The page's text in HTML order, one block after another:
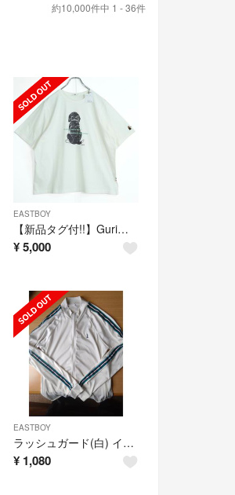
約10,000件中 1 - 36件
EASTBOY
【新品タグ付!!】Guriグリ★半袖Tシャツ アウトレット品 ビーグル犬pt 刺しゅう イーストボーイ 大きいサイズLL 白系 z21871
¥5,000
EASTBOY
ラッシュガード(白) イーストボーイ
¥ 1,080